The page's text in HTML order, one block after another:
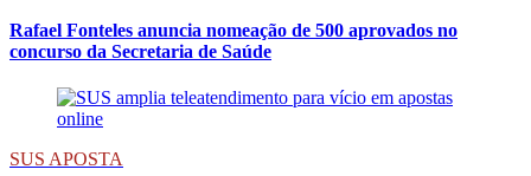
Rafael Fonteles anuncia nomeação de 500 aprovados no
concurso da Secretaria de Saúde
SUS APOSTA